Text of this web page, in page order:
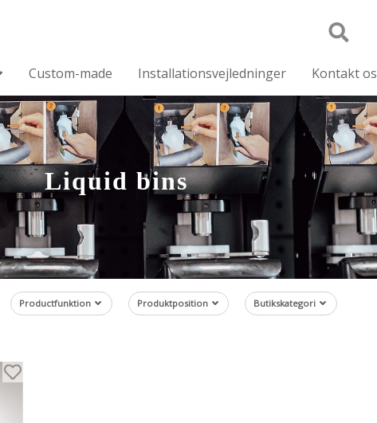
Custom-made Installationsvejledninger Kontakt os
Liquid bins
Productfunktion Produktposition Butikskategori